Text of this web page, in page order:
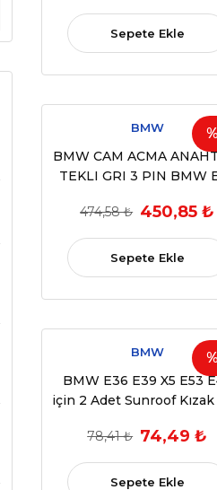
Sepete Ekle
BMW
BMW CAM ACMA
TEKLI GRI 3 PIN BMW
N(OEM 61316945875)
474,58 ₺ 450,85 ₺
Sepete Ekle
BMW
BMW E36 E39 X5 E53
için 2 Adet Sunroof Kızak
(OEM:
78,41 ₺ 74,49 ₺
Sepete Ekle